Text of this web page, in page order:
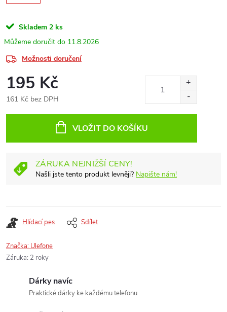
Skladem 2 ks
11.8.2026
Možnosti doručení
195 Kč
161 Kč bez DPH
VLOŽIT DO KOŠÍKU
ZÁRUKA NEJNIŽŠÍ CENY!
Našli jste tento produkt levněji? Napište nám!
Hlídací pes Sdílet
Značka: Ulefone
Záruka: 2 roky
Dárky navíc
Praktické dárky ke každému telefonu